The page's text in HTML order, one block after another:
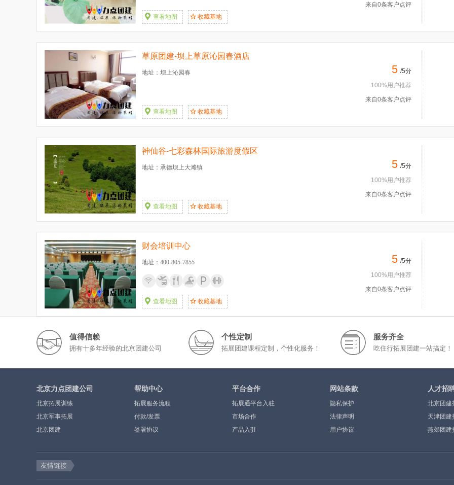
查看地图 收藏基地
来自0条客户点评
草原团建-坝上草原沁园春酒店
地址：坝上沁园春
查看地图 收藏基地
5 /5分
100%用户推荐
来自0条客户点评
神仙谷-七彩森林国际旅游度假区
地址：承德坝上大滩镇
查看地图 收藏基地
5 /5分
100%用户推荐
来自0条客户点评
财会培训中心
地址：400-805-7855
查看地图 收藏基地
5 /5分
100%用户推荐
来自0条客户点评
值得信赖
拥有十多年经验的北京团建公司
个性定制
拓展团建课程定制，个性化服务！
服务齐全
吃住行拓展团建一站搞定！
北京力点团建公司
北京拓展训练
北京军事拓展
北京团建
帮助中心
拓展服务流程
付款/发票
签署协议
平台合作
拓展通平台入驻
市场合作
产品入驻
网站条款
隐私保护
法律声明
用户协议
人才招
北京团建
天津团建
燕郊团建
友情链接